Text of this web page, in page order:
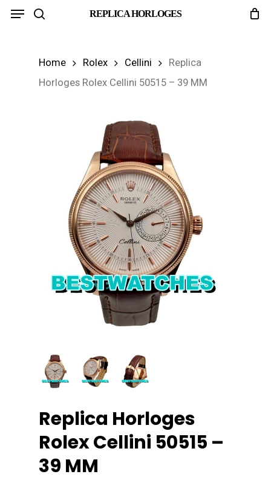
Skip
REPLICA HORLOGES
Menu
Home Rolex Cellini
Replica
Horloges Rolex Cellini 50515 – 39 MM
Replica Horloges
Rolex Cellini 50515 –
39 MM